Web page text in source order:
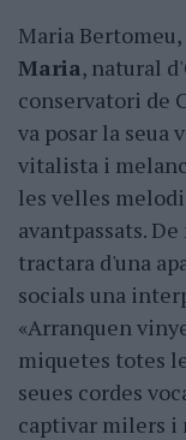
Maria
Maria, natural
conservatori de
va posar la seua
vitalista i
les velles
avantpassats.
tractara d'una
socials una
«Arranquen
miquetes totes
seues cordes
captivar milers i